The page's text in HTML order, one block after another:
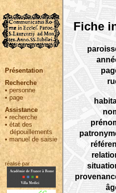
Présentation
Recherche
• personne
•page
Assistance
• recherche
•état des
dépouillements
•manuel de saisie
réalisé par :
Fiche